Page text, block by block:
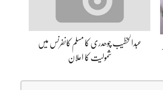
عبدالخطیب چوھدری کا مسلم کانفرنس میں
شمولیت کا اعلان